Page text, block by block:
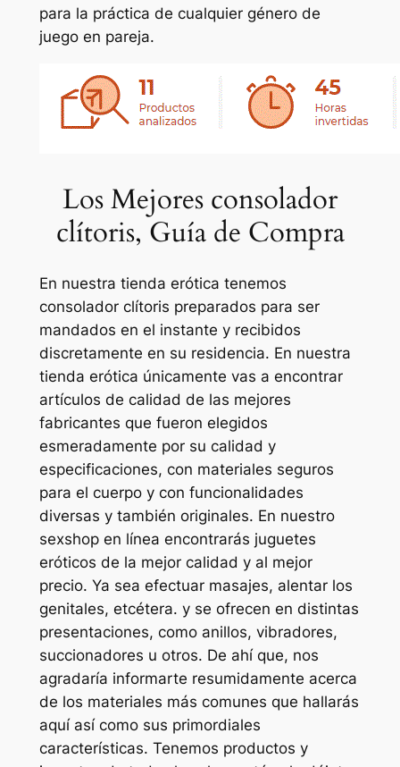
para la práctica de cualquier género de
juego en pareja.
Los Mejores consolador
clítoris, Guía de Compra
En nuestra tienda erótica tenemos
consolador clítoris preparados para ser
mandados en el instante y recibidos
discretamente en su residencia. En nuestra
tienda erótica únicamente vas a encontrar
artículos de calidad de las mejores
fabricantes que fueron elegidos
esmeradamente por su calidad y
especificaciones, con materiales seguros
para el cuerpo y con funcionalidades
diversas y también originales. En nuestro
sexshop en línea encontrarás juguetes
eróticos de la mejor calidad y al mejor
precio. Ya sea efectuar masajes, alentar los
genitales, etcétera. y se ofrecen en distintas
presentaciones, como anillos, vibradores,
succionadores u otros. De ahí que, nos
agradaría informarte resumidamente acerca
de los materiales más comunes que hallarás
aquí así como sus primordiales
características. Tenemos productos y